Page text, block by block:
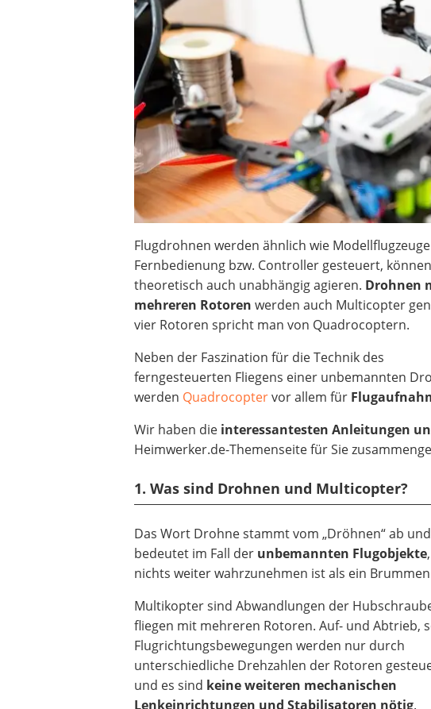
Beschriftungsgerät
Elektrische Pfeffermühle
Ferngesteuertes Auto
Beheizbare Handschuhe
Flugdrohnen werden ähnlich wie
Fernbedienung bzw. Controller gesteuert,
theoretisch auch unabhängig agieren. Drohnen
mehreren Rotoren werden auch Multicopter
vier Rotoren spricht man von Quadrocoptern.
Neben der Faszination für die Technik des
ferngesteuerten Fliegens einer unbemannten
werden Quadrocoptervor allem für
Wir haben die interessantesten Anleitungen
Heimwerker.de-Themenseite für Sie
1. Was sind Drohnen und Multicopter?
Das Wort Drohne stammt vom „Dröhnen“ ab und
bedeutet im Fall der unbemannten Flugobjekte
nichts weiter wahrzunehmen ist als ein
Multikopter sind Abwandlungen der
fliegen mit mehreren Rotoren. Auf- und Abtrieb,
Flugrichtungsbewegungen werden nur durch
unterschiedliche Drehzahlen der Rotoren
und es sind keine weiteren mechanischen
Lenkeinrichtungen und Stabilisatoren nötig.